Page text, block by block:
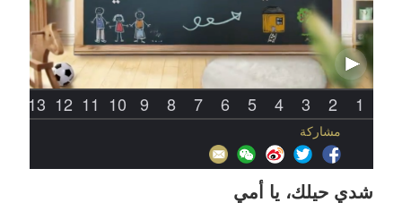
1
2
3
4
5
6
7
8
9
10
11
12
13
مشاركة
شدي حيلك، يا أمي